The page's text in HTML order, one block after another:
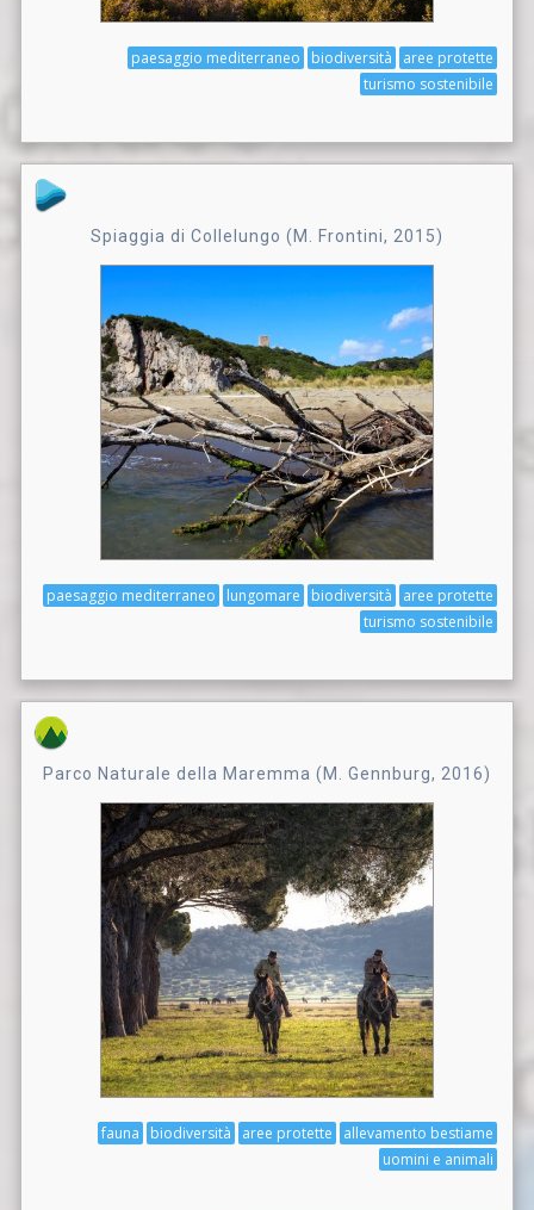
aree protette
biodiversità
paesaggio mediterraneo
turismo sostenibile
Spiaggia di Collelungo (M. Frontini, 2015)
aree protette
biodiversità
lungomare
paesaggio mediterraneo
turismo sostenibile
Parco Naturale della Maremma (M. Gennburg, 2016)
allevamento bestiame
aree protette
biodiversità
fauna
uomini e animali